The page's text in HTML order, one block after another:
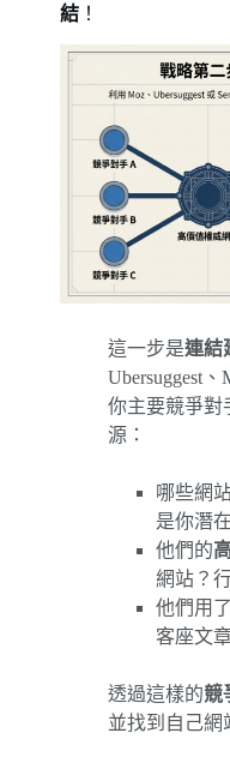
結 ！
這一步是連結
Ubersuggest
你主要競爭對
源：
哪些網
是你潛
他們的
網站？
他們用
客座文
透過這樣的競
並找到自己網